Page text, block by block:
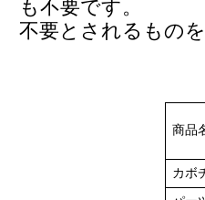
も不要です。
不要とされるもの
商品
カボ